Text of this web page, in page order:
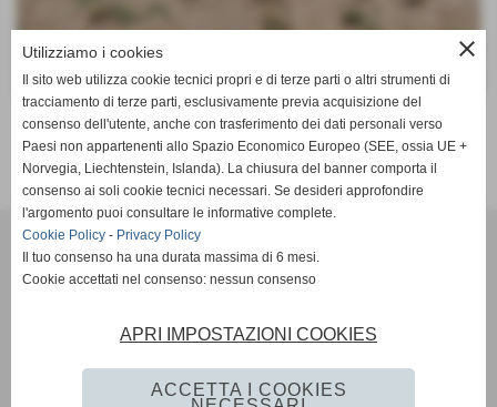
altre pagine
Invia
VOLLEY MARENO A.S.D.
VIA CONTI AGOSTI 76 - Mareno di piave (Treviso)
P.I. 02199710266 C.F 91004960265
Mail:volleymareno1@gmail.com
close
Utilizziamo i cookies
Il sito web utilizza cookie tecnici propri e di terze parti o altri strumenti di
tracciamento di terze parti, esclusivamente previa acquisizione del
consenso dell'utente, anche con trasferimento dei dati personali verso
Paesi non appartenenti allo Spazio Economico Europeo (SEE, ossia UE +
Norvegia, Liechtenstein, Islanda). La chiusura del banner comporta il
consenso ai soli cookie tecnici necessari. Se desideri approfondire
l'argomento puoi consultare le informative complete.
Cookie Policy - Privacy Policy
Il tuo consenso ha una durata massima di 6 mesi.
Cookie accettati nel consenso: nessun consenso
APRI IMPOSTAZIONI COOKIES
ACCETTA I COOKIES